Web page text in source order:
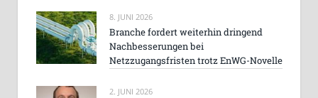
8. JUNI 2026
Branche fordert weiterhin dringend
Nachbesserungen bei
Netzzugangsfristen trotz EnWG-Novelle
2. JUNI 2026